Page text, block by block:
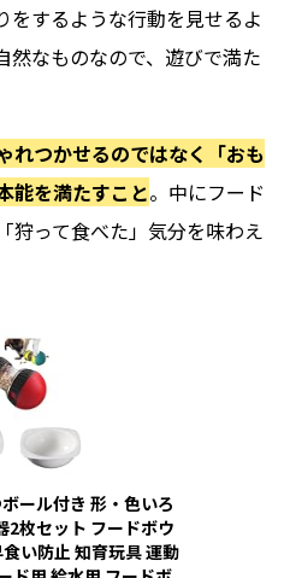
をするような行動を見せるよ
然なものなので、遊びで満た
れつかせるのではなく「おも
能を満たすこと。中にフード
狩って食べた」気分を味わえ
ール付き 形・色いろ
2枚セット フードボウ
い防止 知育玩具 運動